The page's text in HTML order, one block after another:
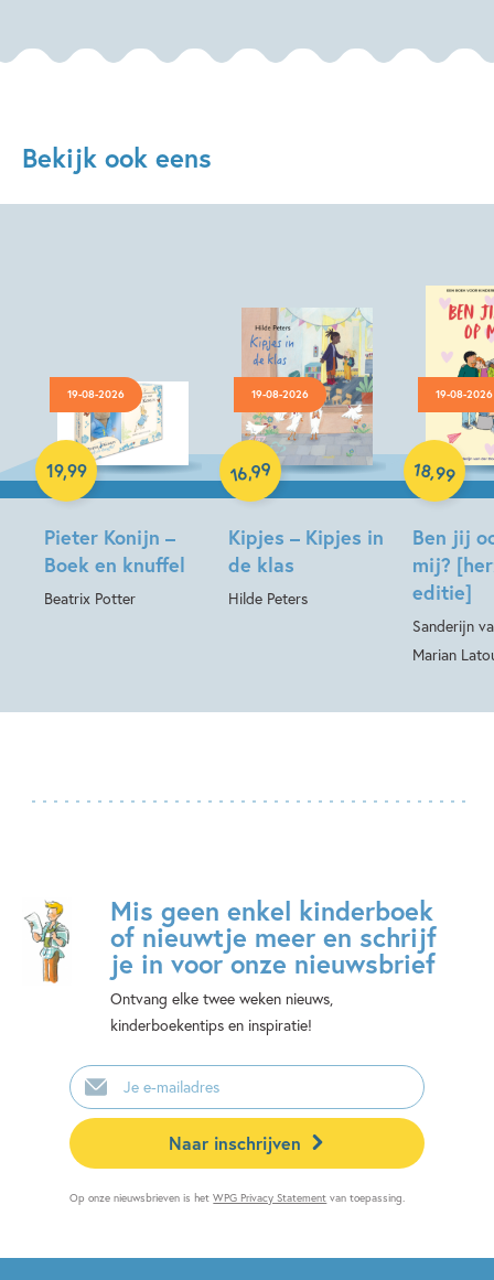
Bekijk ook eens
19-08-2026
Pieter Konijn –
Boek en knuffel
Beatrix Potter
19,99
Hardcover
19-08-2026
Kipjes – Kipjes in
de klas
Hilde Peters
16,99
Hardcover
19-08-2026
Ben jij
mij?
editie]
Sanderijn
Marian
18,99
Hardcover
Mis geen enkel kinderboek
of nieuwtje meer en schrijf
je in voor onze nieuwsbrief
Ontvang elke twee weken nieuws,
kinderboekentips en inspiratie!
E-
mailadres
Naar inschrijven
Op onze nieuwsbrieven is hetWPG Privacy Statement van toepassing.